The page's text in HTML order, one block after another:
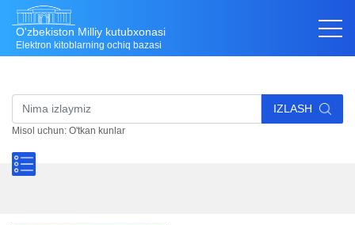
O'zbekiston Milliy kutubxonasi
Elektron kitoblarning ochiq bazasi
IZLASH
Misol uchun: O'tkan kunlar